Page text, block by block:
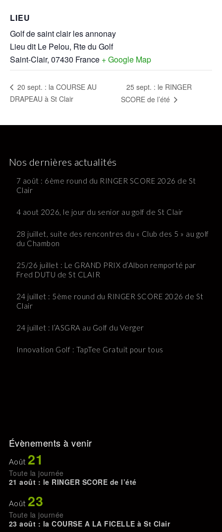
LIEU
Golf de saint clair les annonay
Lieu dit Le Pelou, Rte du Golf
Saint-Clair, 07430 France + Google Map
20 sept. : la COURSE AU
DRAPEAU à St Clair
25 sept. : le RINGER
SCORE de l’été
Nos dernières actualités
7 août : 6ème round du RINGER SCORE 2026 de St
Clair
4 aout 2026, le jour du senior au golf de St Clair
28 juillet, suite des rencontres du « Club des 5 » au golf
du Chambon
25/26 juillet : Le GRAND PRIX d’Albon remporté par
Fred DUTU de St CLAIR
24 juillet : 5ème round du RINGER SCORE 2026 de St
Clair
24 juillet : l’ASGRA au Golf du Verger
Innovation Golf : TapTee Gratuit pour tous
Évènements à venir
Août 21
Toute la journée
21 août : le RINGER SCORE de l’été
Août 23
Toute la journée
23 août : la COURSE A LA FICELLE à St Clair